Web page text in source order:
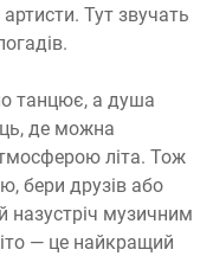
артисти. Тут звучать
танцює, а душа
де можна
літа. Тож
бери друзів або
назустріч музичним
— це найкращий